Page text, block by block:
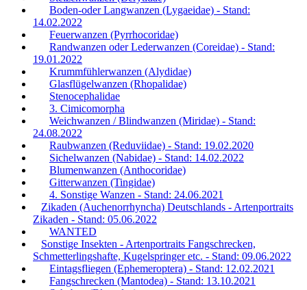
Boden-oder Langwanzen (Lygaeidae) - Stand:
14.02.2022
Feuerwanzen (Pyrrhocoridae)
Randwanzen oder Lederwanzen (Coreidae) - Stand:
19.01.2022
Krummfühlerwanzen (Alydidae)
Glasflügelwanzen (Rhopalidae)
Stenocephalidae
3. Cimicomorpha
Weichwanzen / Blindwanzen (Miridae) - Stand:
24.08.2022
Raubwanzen (Reduviidae) - Stand: 19.02.2020
Sichelwanzen (Nabidae) - Stand: 14.02.2022
Blumenwanzen (Anthocoridae)
Gitterwanzen (Tingidae)
4. Sonstige Wanzen - Stand: 24.06.2021
Zikaden (Auchenorrhyncha) Deutschlands - Artenportraits
Zikaden - Stand: 05.06.2022
WANTED
Sonstige Insekten - Artenportraits Fangschrecken,
Schmetterlingshafte, Kugelspringer etc. - Stand: 09.06.2022
Eintagsfliegen (Ephemeroptera) - Stand: 12.02.2021
Fangschrecken (Mantodea) - Stand: 13.10.2021